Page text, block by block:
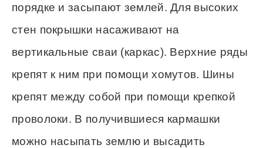
порядке и засыпают землей. Для высоких
стен покрышки насаживают на
вертикальные сваи (каркас). Верхние ряды
крепят к ним при помощи хомутов. Шины
крепят между собой при помощи крепкой
проволоки. В получившиеся кармашки
можно насыпать землю и высадить